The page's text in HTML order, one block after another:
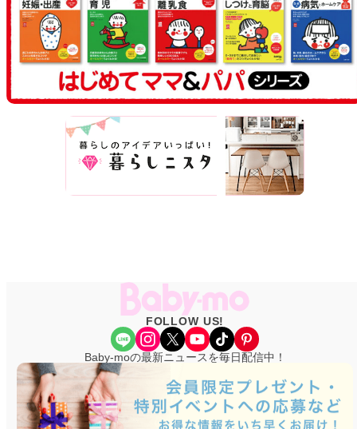
FOLLOW US!
Share Icon Instagram X YouTube TikTok Pinterest
Baby-moの最新ニュースを毎日配信中！